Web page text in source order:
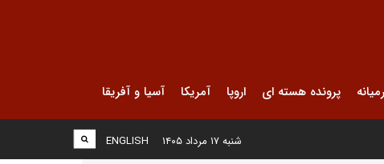
پرونده هسته ای اروپا آمریکا آسیا و آفریقا
ENGLISH شنبه ۱۷ مرداد ۱۴۰۵